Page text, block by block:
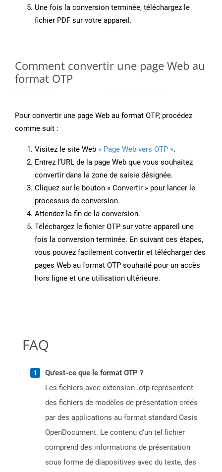
Une fois la conversion terminée, téléchargez le
fichier PDF sur votre appareil.
Comment convertir une page Web au
format OTP
Pour convertir une page Web au format OTP, procédez
comme suit :
Visitez le site Web « Page Web vers OTP ».
Entrez l’URL de la page Web que vous souhaitez
convertir dans la zone de saisie désignée.
Cliquez sur le bouton « Convertir » pour lancer le
processus de conversion.
Attendez la fin de la conversion.
Téléchargez le fichier OTP sur votre appareil une
fois la conversion terminée. En suivant ces étapes,
vous pouvez facilement convertir et télécharger des
pages Web au format OTP souhaité pour un accès
hors ligne et une utilisation ultérieure.
FAQ
Qu'est-ce que le format OTP ?
Les fichiers avec extension .otp représentent
des fichiers de modèles de présentation créés
par des applications au format standard Oasis
OpenDocument. Le contenu d'un tel fichier
comprend des informations de présentation
sous forme de diapositives avec du texte, des